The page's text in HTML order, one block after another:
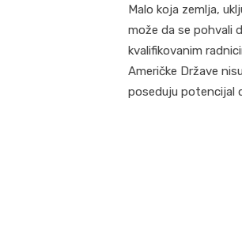
Malo koja zemlja,
može da se pohvali
kvalifikovanim
Američke Države
poseduju potencijal